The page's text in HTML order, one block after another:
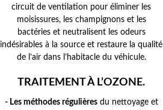
circuit de ventilation pour éliminer les
moisissures, les champignons et les
bactéries et neutralisent les odeurs
indésirables à la source et restaure la qualité
de l’air dans l’habitacle du véhicule.
TRAITEMENT À L’OZONE.
- Les méthodes régulièresdu nettoyage et